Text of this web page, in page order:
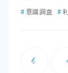
# 意識調査 #